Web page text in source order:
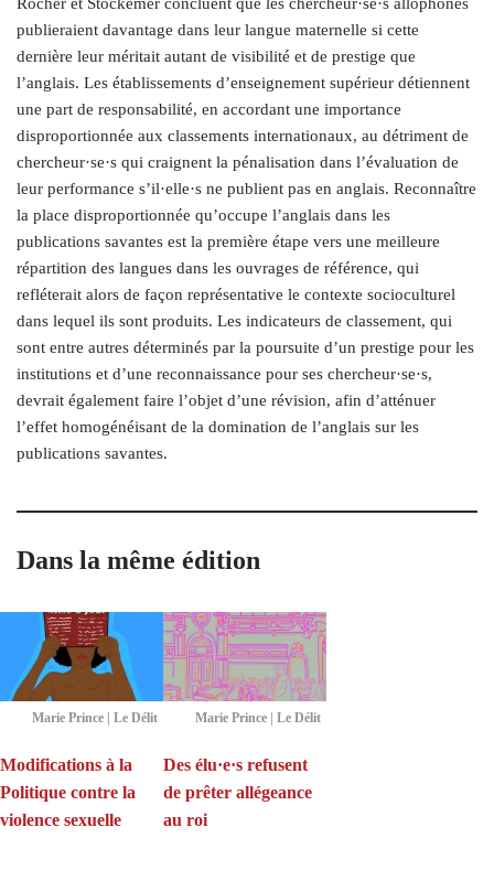
Rocher et Stockemer concluent que les chercheur·se·s allophones
publieraient davantage dans leur langue maternelle si cette
dernière leur méritait autant de visibilité et de prestige que
l’anglais. Les établissements d’enseignement supérieur détiennent
une part de responsabilité, en accordant une importance
disproportionnée aux classements internationaux, au détriment de
chercheur·se·s qui craignent la pénalisation dans l’évaluation de
leur performance s’il·elle·s ne publient pas en anglais. Reconnaître
la place disproportionnée qu’occupe l’anglais dans les
publications savantes est la première étape vers une meilleure
répartition des langues dans les ouvrages de référence, qui
refléterait alors de façon représentative le contexte socioculturel
dans lequel ils sont produits. Les indicateurs de classement, qui
sont entre autres déterminés par la poursuite d’un prestige pour les
institutions et d’une reconnaissance pour ses chercheur·se·s,
devrait également faire l’objet d’une révision, afin d’atténuer
l’effet homogénéisant de la domination de l’anglais sur les
publications savantes.
Dans la même édition
Marie Prince | Le Délit
Modifications à la
Politique contre la
violence sexuelle
Marie Prince | Le Délit
Des élu·e·s refusent
de prêter allégeance
au roi